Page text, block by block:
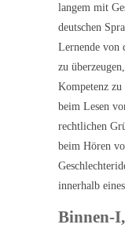
langem mit
deutschen
Lernende von
zu
Kompetenz
beim Lesen
rechtlichen
beim Hören
innerhalb
Binnen-